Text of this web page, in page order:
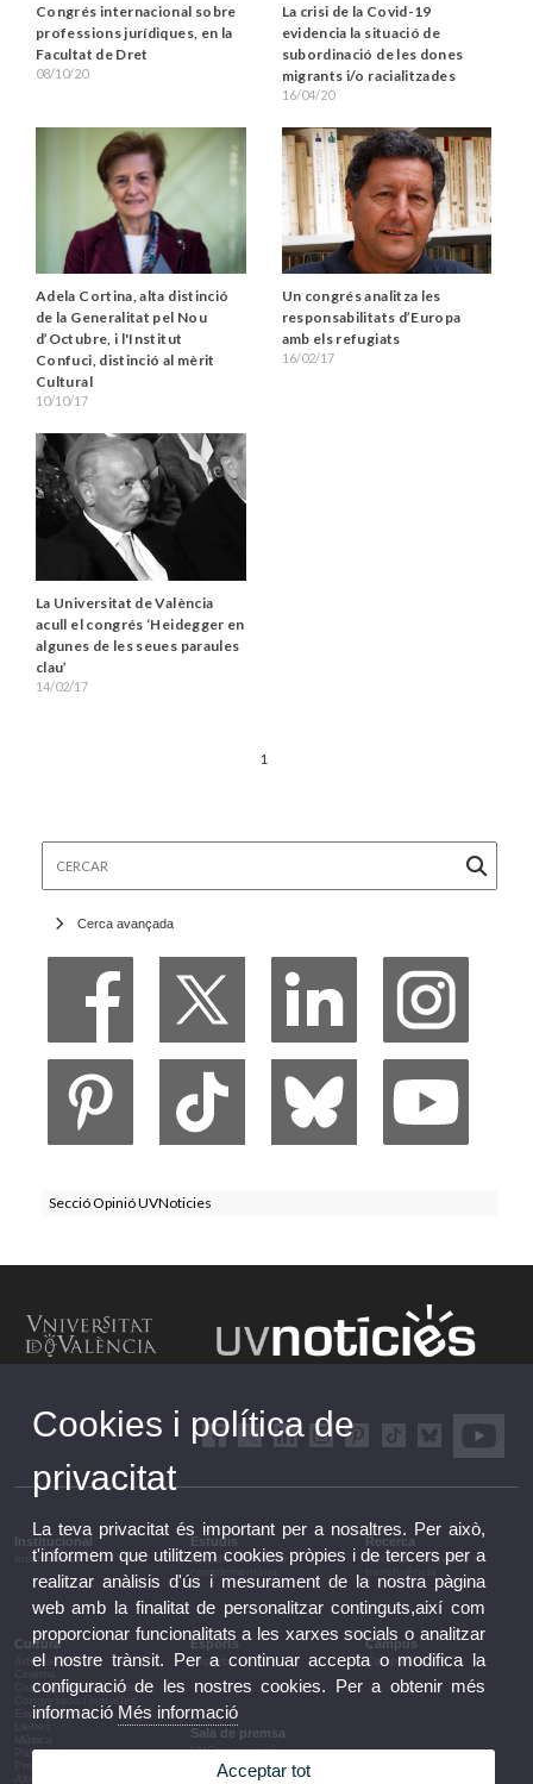
Congrés internacional sobre
professions jurídiques, en la
Facultat de Dret
08/10/20
La crisi de la Covid-19
evidencia la situació de
subordinació de les dones
migrants i/o racialitzades
16/04/20
Adela Cortina, alta distinció
de la Generalitat pel Nou
d’Octubre, i l'Institut
Confuci, distinció al mèrit
Cultural
10/10/17
Un congrés analitza les
responsabilitats d’Europa
amb els refugiats
16/02/17
La Universitat de València
acull el congrés ‘Heidegger en
algunes de les seues paraules
clau’
14/02/17
1
Cerca avançada
Secció Opinió UVNoticies
Institucional
Institucional
Estudis
Estudis i formació
Recerca
Recerca, innovació i
Cultura
Arts escèniques
Conferències i debats
Congressos i jornades
Exposicions
Patrimoni
Esports
Esports
Campus
Campus
Sala de premsa
UVComunicació
Notes de premsa
Agenda de govern
Cookies i política de
privacitat
La teva privacitat és important per a nosaltres. Per això,
t'informem que utilitzem cookies pròpies i de tercers per a
realitzar anàlisis d'ús i mesurament de la nostra pàgina
web amb la finalitat de personalitzar continguts,així com
proporcionar funcionalitats a les xarxes socials o analitzar
el nostre trànsit. Per a continuar accepta o modifica la
configuració de les nostres cookies. Per a obtenir més
informació Més informació
Acceptar tot